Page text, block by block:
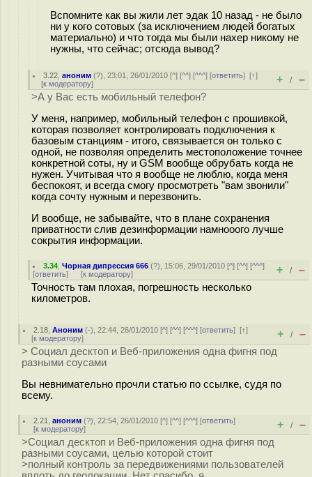
Вспомните как вы жили лет эдак 10 назад - не было
ни у кого сотовых (за исключением людей богатых
материально) и что тогда мы были нахер никому не
нужны, что сейчас; отсюда вывод?
3.22 ,аноним (?), 23:01, 26/01/2010 [^] [^^] [^^^] [ответить][↑]
[к модератору] + / –
>А у Вас есть мобильный телефон?
У меня, например, мобильный телефон с прошивкой,
которая позволяет контролировать подключения к
базовым станциям - итого, связывается он только с
одной, не позволяя определить местоположение точнее
конкретной соты, ну и GSM вообще обрубать когда не
нужен. Учитывая что я вообще не люблю, когда меня
беспокоят, и всегда смогу просмотреть "вам звонили"
когда сочту нужным и перезвонить.
И вообще, не забывайте, что в плане сохранения
приватности слив дезинформации намнооого лучше
сокрытия информации.
3.34 ,Чорная дипрессия 666 (?), 15:06, 29/01/2010 [^] [^^] [^^^]
[ответить] [к модератору] + / –
Точность там плохая, погрешность несколько
километров.
2.18 ,Аноним (-), 22:44, 26/01/2010 [^] [^^] [^^^] [ответить][↑]
[к модератору] + / –
> Социал десктоп и Веб-приложения одна фигня под
разными соусами
Вы невнимательно прочли статью по ссылке, судя по
всему.
2.21 ,аноним (?), 22:54, 26/01/2010 [^] [^^] [^^^] [ответить]
[к модератору] + / –
>Социал десктоп и Веб-приложения одна фигня под
разными соусами, целью которой стоит
>полный контроль за передвижениями пользователей